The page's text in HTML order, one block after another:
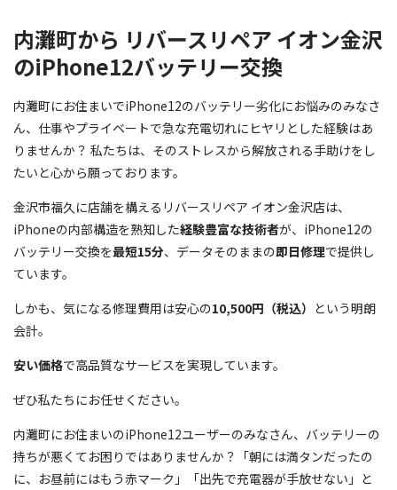
内灘町から リバースリペア イオン金沢
のiPhone12バッテリー交換
内灘町にお住まいでiPhone12のバッテリー劣化にお悩みのみなさ
ん、仕事やプライベートで急な充電切れにヒヤリとした経験はあ
りませんか？ 私たちは、そのストレスから解放される手助けをし
たいと心から願っております。
金沢市福久に店舗を構えるリバースリペア イオン金沢店は、
iPhoneの内部構造を熟知した経験豊富な技術者が、iPhone12の
バッテリー交換を最短15分、データそのままの即日修理で提供し
ています。
しかも、気になる修理費用は安心の10,500円（税込） という明朗
会計。
安い価格で高品質なサービスを実現しています。
ぜひ私たちにお任せください。
内灘町にお住まいのiPhone12ユーザーのみなさん、バッテリーの
持ちが悪くてお困りではありませんか？「朝には満タンだったの
に、お昼前にはもう赤マーク」「出先で充電器が手放せない」と